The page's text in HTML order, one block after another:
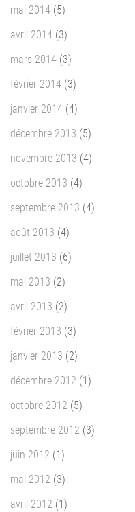
mai 2014 (5)
avril 2014 (3)
mars 2014 (3)
février 2014 (3)
janvier 2014 (4)
décembre 2013 (5)
novembre 2013 (4)
octobre 2013 (4)
septembre 2013 (4)
août 2013 (4)
juillet 2013 (6)
mai 2013 (2)
avril 2013 (2)
février 2013 (3)
janvier 2013 (2)
décembre 2012 (1)
octobre 2012 (5)
septembre 2012 (3)
juin 2012 (1)
mai 2012 (3)
avril 2012 (1)